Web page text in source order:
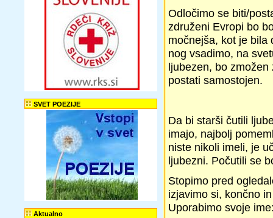
SVET POEZIJE
Aktualno
Odločimo se biti/
združeni Evropi bo
močnejša, kot je bila
nog vsadimo, na
ljubezen, bo
postati samostojen.
Da bi starši čutili
imajo, najbolj
niste nikoli imeli, je
ljubezni. Počutili se
Stopimo pred
izjavimo si, končno
Uporabimo svoje